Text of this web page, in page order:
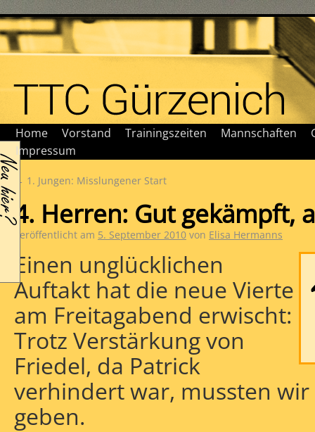
Home Vorstand Trainingszeiten Mannschaften
Impressum
← 1. Jungen: Misslungener Start
4. Herren: Gut gekämpft,
Veröffentlicht am 5. September 2010 von Elisa Hermanns
Einen unglücklichen
Auftakt hat die neue Vierte
am Freitagabend erwischt:
Trotz Verstärkung von
Friedel, da Patrick
verhindert war, mussten wir
geben.